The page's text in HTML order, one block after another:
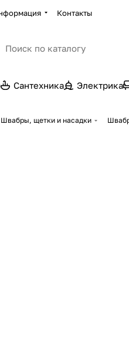
Контакты
Сантехника Электрика
Швабры, щетки и насадки